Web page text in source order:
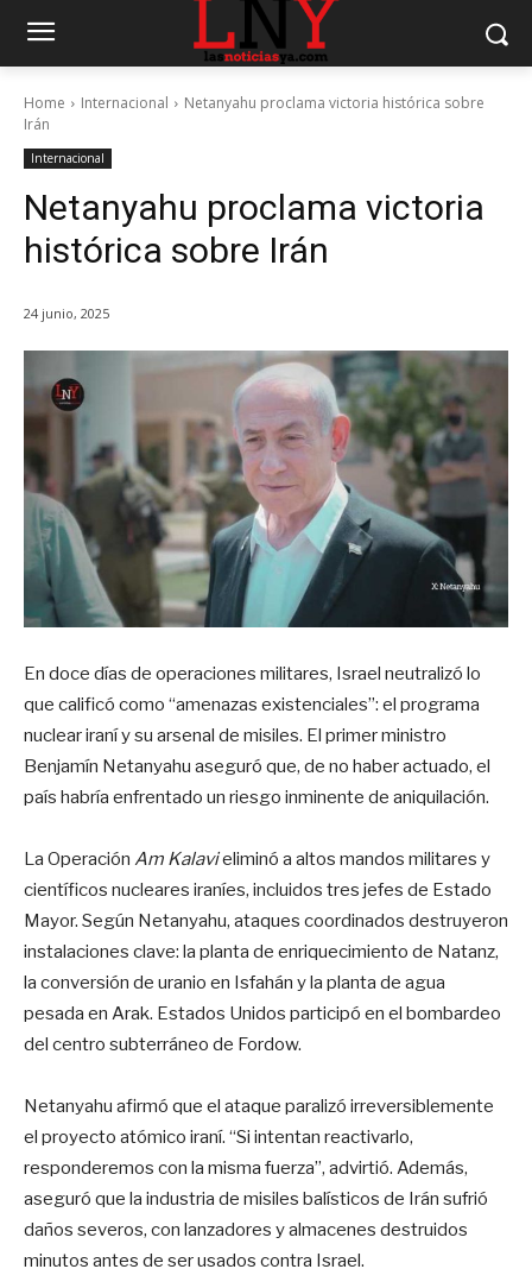
Home Internacional
Netanyahu proclama victoria histórica sobre
Irán
Internacional
Netanyahu proclama victoria
histórica sobre Irán
24 junio, 2025
En doce días de operaciones militares, Israel neutralizó lo
que calificó como “amenazas existenciales”: el programa
nuclear iraní y su arsenal de misiles. El primer ministro
Benjamín Netanyahu aseguró que, de no haber actuado, el
país habría enfrentado un riesgo inminente de aniquilación.
La Operación Am Kalavieliminó a altos mandos militares y
científicos nucleares iraníes, incluidos tres jefes de Estado
Mayor. Según Netanyahu, ataques coordinados destruyeron
instalaciones clave: la planta de enriquecimiento de Natanz,
la conversión de uranio en Isfahán y la planta de agua
pesada en Arak. Estados Unidos participó en el bombardeo
del centro subterráneo de Fordow.
Netanyahu afirmó que el ataque paralizó irreversiblemente
el proyecto atómico iraní. “Si intentan reactivarlo,
responderemos con la misma fuerza”, advirtió. Además,
aseguró que la industria de misiles balísticos de Irán sufrió
daños severos, con lanzadores y almacenes destruidos
minutos antes de ser usados contra Israel.